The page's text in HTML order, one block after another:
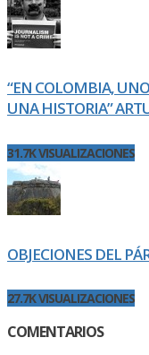
“EN COLOMBIA,
UNA HISTORIA”
31.7K VISUALIZACIONES
OBJECIONES DEL
27.7K VISUALIZACIONES
COMENTARIOS